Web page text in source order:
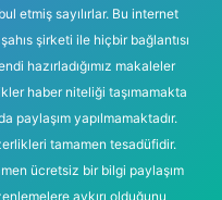
etmiş sayılırlar. Bu internet
şirketi ile hiçbir bağlantısı
hazırladığımız makaleler
haber niteliği taşımamakta
paylaşım yapılmamaktadır.
tamamen tesadüfidir.
ücretsiz bir bilgi paylaşım
aykırı olduğunu